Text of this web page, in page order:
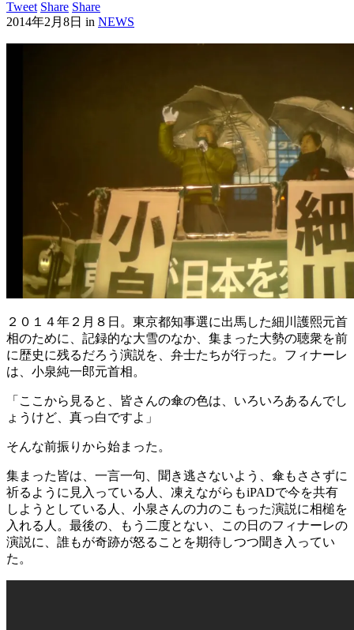
Tweet Share Share
2014年2月8日 in NEWS
２０１４年２月８日。東京都知事選に出馬した細川護熙元首
相のために、記録的な大雪のなか、集まった大勢の聴衆を前
に歴史に残るだろう演説を、弁士たちが行った。フィナーレ
は、小泉純一郎元首相。
「ここから見ると、皆さんの傘の色は、いろいろあるんでし
ょうけど、真っ白ですよ」
そんな前振りから始まった。
集まった皆は、一言一句、聞き逃さないよう、傘もささずに
祈るように見入っている人、凍えながらもiPADで今を共有
しようとしている人、小泉さんの力のこもった演説に相槌を
入れる人。最後の、もう二度とない、この日のフィナーレの
演説に、誰もが奇跡が怒ることを期待しつつ聞き入ってい
た。